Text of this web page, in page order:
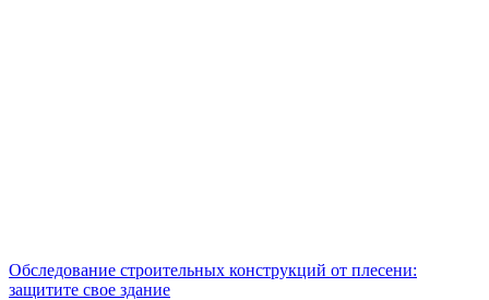
Обследование строительных конструкций от плесени:
защитите свое здание